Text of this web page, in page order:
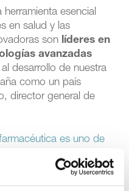
herramienta esencial
en salud y las
son líderes en
avanzadas
desarrollo de nuestra
como un país
director general de
es uno de
seguridad económica y